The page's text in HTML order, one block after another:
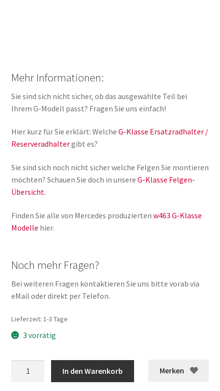
Mehr Informationen:
Sie sind sich nicht sicher, ob das ausgewählte Teil bei
Ihrem G-Modell passt? Fragen Sie uns einfach!
Hier kurz für Sie erklärt: Welche G-Klasse Ersatzradhalter /
Reserveradhaltergibt es?
Sie sind sich noch nicht sicher welche Felgen Sie montieren
möchten? Schauen Sie doch in unsere G-Klasse Felgen-
Übersicht.
Finden Sie alle von Mercedes produzierten w463 G-Klasse
Modelle hier.
Noch mehr Fragen?
Bei weiteren Fragen kontaktieren Sie uns bitte vorab via
eMail oder direkt per Telefon.
Lieferzeit: 1-3 Tage
3 vorrätig
Merken
In den Warenkorb